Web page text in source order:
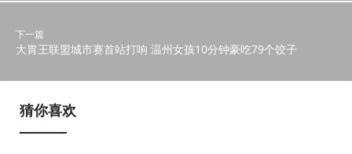
下一篇
大胃王联盟城市赛首站打响 温州女孩10分钟豪吃79个饺子
猜你喜欢